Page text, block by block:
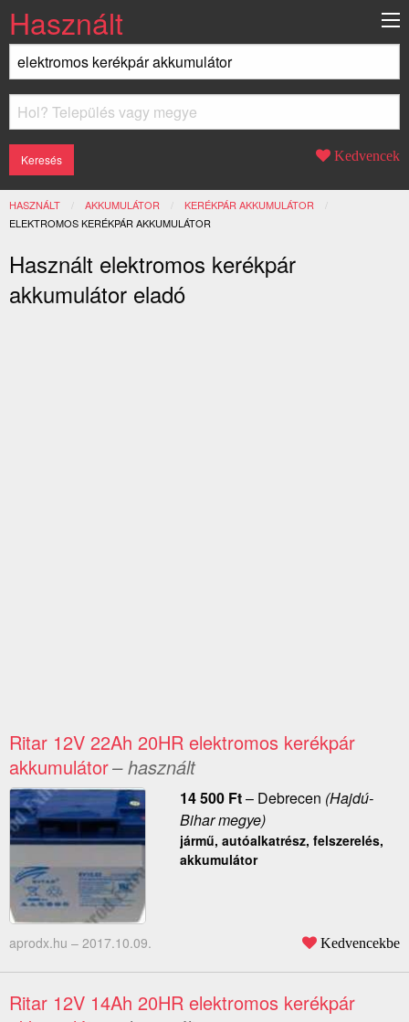
Használt
Kedvencek
HASZNÁLT AKKUMULÁTOR
KERÉKPÁR AKKUMULÁTOR
JELENLEGI:
ELEKTROMOS KERÉKPÁR AKKUMULÁTOR
Használt elektromos kerékpár
akkumulátor eladó
Ritar 12V 22Ah 20HR elektromos kerékpár
akkumulátor– használt
14 500 Ft– Debrecen (Hajdú-
Bihar megye)
jármű, autóalkatrész, felszerelés,
akkumulátor
aprodx.hu – 2017.10.09. Kedvencekbe
Ritar 12V 14Ah 20HR elektromos kerékpár